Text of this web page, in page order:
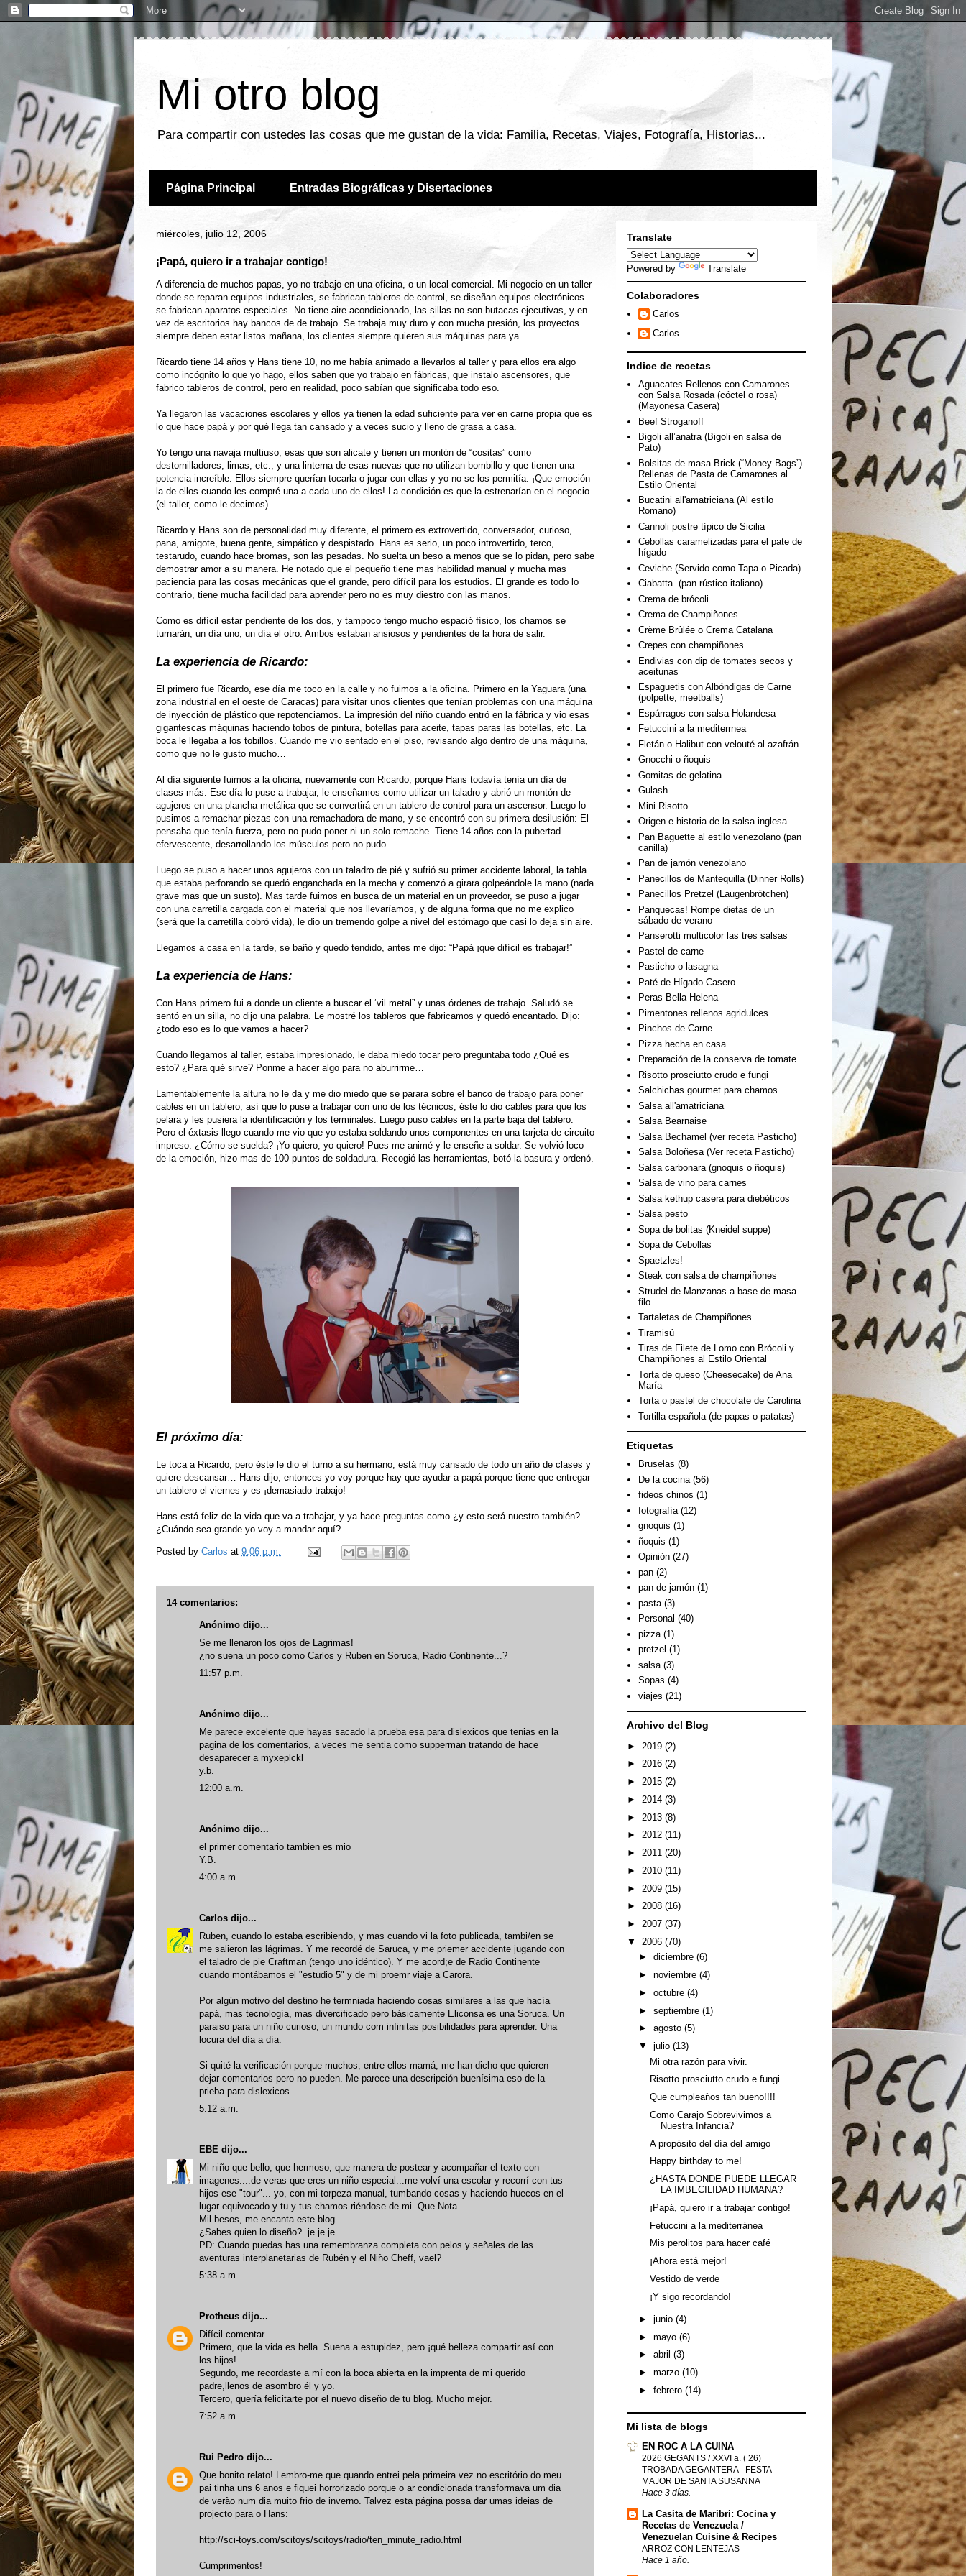
Mi otro blog
Para compartir con ustedes las cosas que me gustan de la vida: Familia, Recetas, Viajes, Fotografía, Historias...
Página Principal Entradas Biográficas y Disertaciones
miércoles, julio 12, 2006
¡Papá, quiero ir a trabajar contigo!
A diferencia de muchos papas, yo no trabajo en una oficina, o un local comercial. Mi negocio en un taller
donde se reparan equipos industriales, se fabrican tableros de control, se diseñan equipos electrónicos
se fabrican aparatos especiales. No tiene aire acondicionado, las sillas no son butacas ejecutivas, y en
vez de escritorios hay bancos de de trabajo. Se trabaja muy duro y con mucha presión, los proyectos
siempre deben estar listos mañana, los clientes siempre quieren sus máquinas para ya.
Ricardo tiene 14 años y Hans tiene 10, no me había animado a llevarlos al taller y para ellos era algo
como incógnito lo que yo hago, ellos saben que yo trabajo en fábricas, que instalo ascensores, que
fabrico tableros de control, pero en realidad, poco sabían que significaba todo eso.
Ya llegaron las vacaciones escolares y ellos ya tienen la edad suficiente para ver en carne propia que es
lo que hace papá y por qué llega tan cansado y a veces sucio y lleno de grasa a casa.
Yo tengo una navaja multiuso, esas que son alicate y tienen un montón de “cositas” como
destornilladores, limas, etc., y una linterna de esas nuevas que no utilizan bombillo y que tienen una
potencia increíble. Ellos siempre querían tocarla o jugar con ellas y yo no se los permitía. ¡Que emoción
la de ellos cuando les compré una a cada uno de ellos! La condición es que la estrenarían en el negocio
(el taller, como le decimos).
Ricardo y Hans son de personalidad muy diferente, el primero es extrovertido, conversador, curioso,
pana, amigote, buena gente, simpático y despistado. Hans es serio, un poco introvertido, terco,
testarudo, cuando hace bromas, son las pesadas. No suelta un beso a menos que se lo pidan, pero sabe
demostrar amor a su manera. He notado que el pequeño tiene mas habilidad manual y mucha mas
paciencia para las cosas mecánicas que el grande, pero difícil para los estudios. El grande es todo lo
contrario, tiene mucha facilidad para aprender pero no es muy diestro con las manos.
Como es difícil estar pendiente de los dos, y tampoco tengo mucho espació físico, los chamos se
turnarán, un día uno, un día el otro. Ambos estaban ansiosos y pendientes de la hora de salir.
La experiencia de Ricardo:
El primero fue Ricardo, ese día me toco en la calle y no fuimos a la oficina. Primero en la Yaguara (una
zona industrial en el oeste de Caracas) para visitar unos clientes que tenían problemas con una máquina
de inyección de plástico que repotenciamos. La impresión del niño cuando entró en la fábrica y vio esas
gigantescas máquinas haciendo tobos de pintura, botellas para aceite, tapas paras las botellas, etc. La
boca le llegaba a los tobillos. Cuando me vio sentado en el piso, revisando algo dentro de una máquina,
como que no le gusto mucho…
Al día siguiente fuimos a la oficina, nuevamente con Ricardo, porque Hans todavía tenía un día de
clases más. Ese día lo puse a trabajar, le enseñamos como utilizar un taladro y abrió un montón de
agujeros en una plancha metálica que se convertirá en un tablero de control para un ascensor. Luego lo
pusimos a remachar piezas con una remachadora de mano, y se encontró con su primera desilusión: El
pensaba que tenía fuerza, pero no pudo poner ni un solo remache. Tiene 14 años con la pubertad
efervescente, desarrollando los músculos pero no pudo…
Luego se puso a hacer unos agujeros con un taladro de pié y sufrió su primer accidente laboral, la tabla
que estaba perforando se quedó enganchada en la mecha y comenzó a girara golpeándole la mano (nada
grave mas que un susto). Mas tarde fuimos en busca de un material en un proveedor, se puso a jugar
con una carretilla cargada con el material que nos llevaríamos, y de alguna forma que no me explico
(será que la carretilla cobró vida), le dio un tremendo golpe a nivel del estómago que casi lo deja sin aire.
Llegamos a casa en la tarde, se bañó y quedó tendido, antes me dijo: “Papá ¡que difícil es trabajar!”
La experiencia de Hans:
Con Hans primero fui a donde un cliente a buscar el ‘vil metal” y unas órdenes de trabajo. Saludó se
sentó en un silla, no dijo una palabra. Le mostré los tableros que fabricamos y quedó encantado. Dijo:
¿todo eso es lo que vamos a hacer?
Cuando llegamos al taller, estaba impresionado, le daba miedo tocar pero preguntaba todo ¿Qué es
esto? ¿Para qué sirve? Ponme a hacer algo para no aburrirme…
Lamentablemente la altura no le da y me dio miedo que se parara sobre el banco de trabajo para poner
cables en un tablero, así que lo puse a trabajar con uno de los técnicos, éste lo dio cables para que los
pelara y les pusiera la identificación y los terminales. Luego puso cables en la parte baja del tablero.
Pero el éxtasis llego cuando me vio que yo estaba soldando unos componentes en una tarjeta de circuito
impreso. ¿Cómo se suelda? ¡Yo quiero, yo quiero! Pues me animé y le enseñe a soldar. Se volvió loco
de la emoción, hizo mas de 100 puntos de soldadura. Recogió las herramientas, botó la basura y ordenó.
El próximo día:
Le toca a Ricardo, pero éste le dio el turno a su hermano, está muy cansado de todo un año de clases y
quiere descansar… Hans dijo, entonces yo voy porque hay que ayudar a papá porque tiene que entregar
un tablero el viernes y es ¡demasiado trabajo!
Hans está feliz de la vida que va a trabajar, y ya hace preguntas como ¿y esto será nuestro también?
¿Cuándo sea grande yo voy a mandar aquí?....
Posted by Carlos at 9:06 p.m.
14 comentarios:
Anónimo dijo...
Se me llenaron los ojos de Lagrimas!
¿no suena un poco como Carlos y Ruben en Soruca, Radio Continente...?
11:57 p.m.
Anónimo dijo...
Me parece excelente que hayas sacado la prueba esa para dislexicos que tenias en la
pagina de los comentarios, a veces me sentia como supperman tratando de hace
desaparecer a myxeplckl
y.b.
12:00 a.m.
Anónimo dijo...
el primer comentario tambien es mio
Y.B.
4:00 a.m.
Carlos dijo...
Ruben, cuando lo estaba escribiendo, y mas cuando vi la foto publicada, tambi/en se
me salieron las lágrimas. Y me recordé de Saruca, y me priemer accidente jugando con
el taladro de pie Craftman (tengo uno idéntico). Y me acord;e de Radio Continente
cuando montábamos el "estudio 5" y de mi proemr viaje a Carora.
Por algún motivo del destino he termniada haciendo cosas similares a las que hacía
papá, mas tecnología, mas divercificado pero básicamente Eliconsa es una Soruca. Un
paraiso para un niño curioso, un mundo com infinitas posibilidades para aprender. Una
locura del día a día.
Si quité la verificación porque muchos, entre ellos mamá, me han dicho que quieren
dejar comentarios pero no pueden. Me parece una descripción buenísima eso de la
prieba para dislexicos
5:12 a.m.
EBE dijo...
Mi niño que bello, que hermoso, que manera de postear y acompañar el texto con
imagenes....de veras que eres un niño especial...me volví una escolar y recorrí con tus
hijos ese "tour"... yo, con mi torpeza manual, tumbando cosas y haciendo huecos en el
lugar equivocado y tu y tus chamos riéndose de mi. Que Nota...
Mil besos, me encanta este blog....
¿Sabes quien lo diseño?..je.je.je
PD: Cuando puedas has una remembranza completa con pelos y señales de las
aventuras interplanetarias de Rubén y el Niño Cheff, vael?
5:38 a.m.
Protheus dijo...
Difícil comentar.
Primero, que la vida es bella. Suena a estupidez, pero ¡qué belleza compartir así con
los hijos!
Segundo, me recordaste a mí con la boca abierta en la imprenta de mi querido
padre,llenos de asombro él y yo.
Tercero, quería felicitarte por el nuevo diseño de tu blog. Mucho mejor.
7:52 a.m.
Rui Pedro dijo...
Que bonito relato! Lembro-me que quando entrei pela primeira vez no escritório do meu
pai tinha uns 6 anos e fiquei horrorizado porque o ar condicionada transformava um dia
de verão num dia muito frio de inverno. Talvez esta página possa dar umas ideias de
projecto para o Hans:
http://sci-toys.com/scitoys/scitoys/radio/ten_minute_radio.html
Cumprimentos!
Translate
Powered by Translate
Colaboradores
Carlos
Carlos
Indice de recetas
Aguacates Rellenos con Camarones
con Salsa Rosada (cóctel o rosa)
(Mayonesa Casera)
Beef Stroganoff
Bigoli all’anatra (Bigoli en salsa de
Pato)
Bolsitas de masa Brick (“Money Bags”)
Rellenas de Pasta de Camarones al
Estilo Oriental
Bucatini all'amatriciana (Al estilo
Romano)
Cannoli postre típico de Sicilia
Cebollas caramelizadas para el pate de
hígado
Ceviche (Servido como Tapa o Picada)
Ciabatta. (pan rústico italiano)
Crema de brócoli
Crema de Champiñones
Crème Brûlée o Crema Catalana
Crepes con champiñones
Endivias con dip de tomates secos y
aceitunas
Espaguetis con Albóndigas de Carne
(polpette, meetballs)
Espárragos con salsa Holandesa
Fetuccini a la mediterrnea
Fletán o Halibut con velouté al azafrán
Gnocchi o ñoquis
Gomitas de gelatina
Gulash
Mini Risotto
Origen e historia de la salsa inglesa
Pan Baguette al estilo venezolano (pan
canilla)
Pan de jamón venezolano
Panecillos de Mantequilla (Dinner Rolls)
Panecillos Pretzel (Laugenbrötchen)
Panquecas! Rompe dietas de un
sábado de verano
Panserotti multicolor las tres salsas
Pastel de carne
Pasticho o lasagna
Paté de Hígado Casero
Peras Bella Helena
Pimentones rellenos agridulces
Pinchos de Carne
Pizza hecha en casa
Preparación de la conserva de tomate
Risotto prosciutto crudo e fungi
Salchichas gourmet para chamos
Salsa all'amatriciana
Salsa Bearnaise
Salsa Bechamel (ver receta Pasticho)
Salsa Boloñesa (Ver receta Pasticho)
Salsa carbonara (gnoquis o ñoquis)
Salsa de vino para carnes
Salsa kethup casera para diebéticos
Salsa pesto
Sopa de bolitas (Kneidel suppe)
Sopa de Cebollas
Spaetzles!
Steak con salsa de champiñones
Strudel de Manzanas a base de masa
filo
Tartaletas de Champiñones
Tiramisú
Tiras de Filete de Lomo con Brócoli y
Champiñones al Estilo Oriental
Torta de queso (Cheesecake) de Ana
María
Torta o pastel de chocolate de Carolina
Tortilla española (de papas o patatas)
Etiquetas
Bruselas (8)
De la cocina (56)
fideos chinos (1)
fotografía (12)
gnoquis (1)
ñoquis (1)
Opinión (27)
pan (2)
pan de jamón (1)
pasta (3)
Personal (40)
pizza (1)
pretzel (1)
salsa (3)
Sopas (4)
viajes (21)
Archivo del Blog
► 2019 (2)
► 2016 (2)
► 2015 (2)
► 2014 (3)
► 2013 (8)
► 2012 (11)
► 2011 (20)
► 2010 (11)
► 2009 (15)
► 2008 (16)
► 2007 (37)
▼ 2006 (70)
► diciembre (6)
► noviembre (4)
► octubre (4)
► septiembre (1)
► agosto (5)
▼ julio (13)
Mi otra razón para vivir.
Risotto prosciutto crudo e fungi
Que cumpleaños tan bueno!!!!
Como Carajo Sobrevivimos a
Nuestra Infancia?
A propósito del día del amigo
Happy birthday to me!
¿HASTA DONDE PUEDE LLEGAR
LA IMBECILIDAD HUMANA?
¡Papá, quiero ir a trabajar contigo!
Fetuccini a la mediterránea
Mis perolitos para hacer café
¡Ahora está mejor!
Vestido de verde
¡Y sigo recordando!
► junio (4)
► mayo (6)
► abril (3)
► marzo (10)
► febrero (14)
Mi lista de blogs
EN ROC A LA CUINA
2026 GEGANTS / XXVI a. ( 26)
TROBADA GEGANTERA - FESTA
MAJOR DE SANTA SUSANNA
Hace 3 días.
La Casita de Maribri: Cocina y
Recetas de Venezuela /
Venezuelan Cuisine & Recipes
ARROZ CON LENTEJAS
Hace 1 año.